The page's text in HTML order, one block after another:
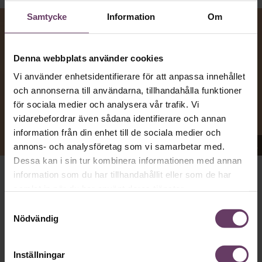
Samtycke Information Om
Denna webbplats använder cookies
Vi använder enhetsidentifierare för att anpassa innehållet
och annonserna till användarna, tillhandahålla funktioner
för sociala medier och analysera vår trafik. Vi
vidarebefordrar även sådana identifierare och annan
information från din enhet till de sociala medier och
annons- och analysföretag som vi samarbetar med.
Dessa kan i sin tur kombinera informationen med annan
information som du har tillhandahållit eller som de har
Nödvändig
Inställningar
Appen Sinceerly imiterar vd:ars kortfattade språk.
VD:AR KAN VARA SVÅRAatt nå och besvarar inte alltid
Harvard Business School kom på ett trick: Han skapade
en app som imiterar toppchefernas sätt att skriva, med
meddelanden bestående av en enda rad.